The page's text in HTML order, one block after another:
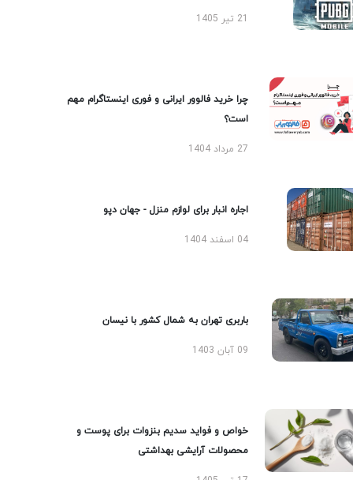
چرا خرید فالوور ایرانی و فوری اینستاگرام مهم
است؟
27 مرداد 1404
اجاره انبار برای لوازم منزل - جهان دپو
04 اسفند 1404
باربری تهران به شمال کشور با نیسان
09 آبان 1403
خواص و فواید سدیم بنزوات برای پوست و
محصولات آرایشی بهداشتی